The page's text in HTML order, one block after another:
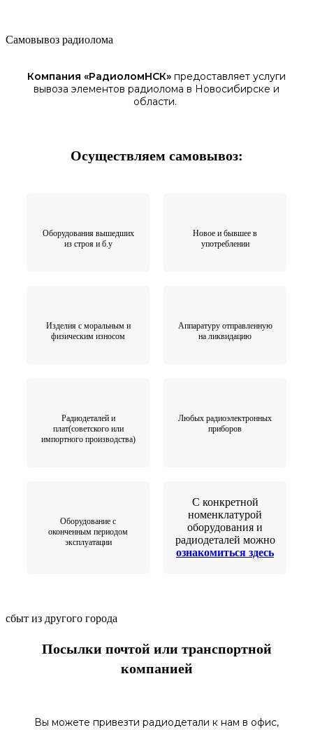
Самовывоз радиолома
Компания «РадиоломНСК» предоставляет услуги
вывоза элементов радиолома в Новосибирске и
области.
Осуществляем самовывоз:
Оборудования вышедших
из строя и б.у
Новое и бывшее в
употреблении
Изделия с моральным и
физическим износом
Аппаратуру отправленную
на ликвидацию
Радиодеталей и
плат(советского или
импортного производства)
Любых радиоэлектронных
приборов
Оборудование с
оконченным периодом
эксплуатации
С конкретной
номенклатурой
оборудования и
радиодеталей можно
ознакомиться здесь
сбыт из другого города
Посылки почтой или транспортной
компанией
Вы можете привезти радиодетали к нам в офис,